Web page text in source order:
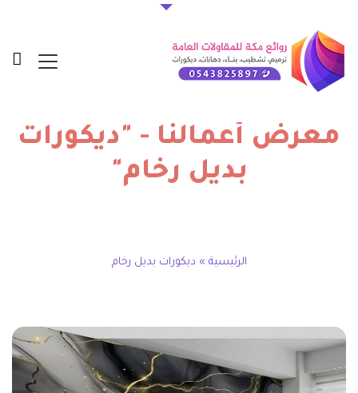
معرض أعمالنا - "ديكورات
بديل رخام"
الرئيسية » ديكورات بديل رخام